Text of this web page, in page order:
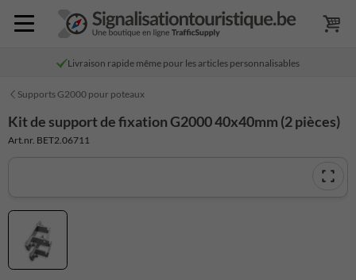
Livraison rapide même pour les articles personnalisables
Supports G2000 pour poteaux
Kit de support de fixation G2000 40x40mm (2 pièces)
Art.nr. BET2.06711